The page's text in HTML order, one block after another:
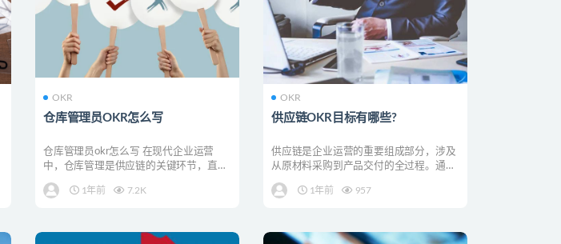
OKR
仓库管理员OKR怎么写
仓库管理员okr怎么写 在现代企业运营
中，仓库管理是供应链的关键环节，直接
1年前
7.2K
OKR
供应链OKR目标有哪些?
供应链是企业运营的重要组成部分，涉及
从原材料采购到产品交付的全过程。通过
1年前
957